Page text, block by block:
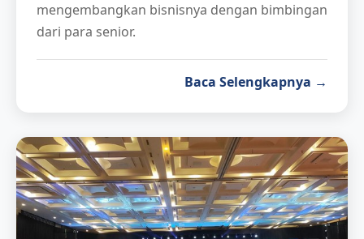
mengembangkan bisnisnya dengan bimbingan
dari para senior.
Baca Selengkapnya →